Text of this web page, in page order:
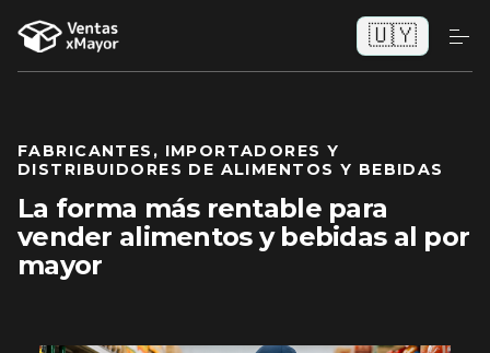
🇺🇾
FABRICANTES, IMPORTADORES Y
DISTRIBUIDORES DE ALIMENTOS Y BEBIDAS
La forma más rentable para
vender alimentos y bebidas al por
mayor